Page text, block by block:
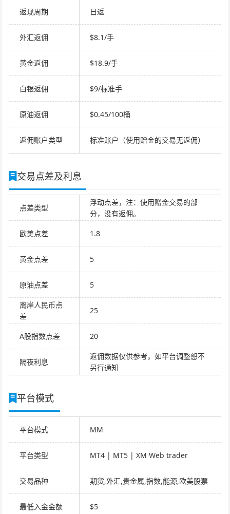
返现周期 日返
外汇返佣 $8.1/手
黄金返佣 $18.9/手
白银返佣 $9/标准手
原油返佣 $0.45/100桶
返佣账户类型 标准账户（使用赠金的交易无返佣）
交易点差及利息
点差类型
浮动点差，注：使用赠金交易的部
分，没有返佣。
欧美点差 1.8
黄金点差 5
原油点差 5
离岸人民币点
差
25
A股指数点差 20
隔夜利息
返佣数据仅供参考，如平台调整恕不
另行通知
平台模式
平台模式 MM
平台类型 MT4 | MT5 | XM Web trader
交易品种 期货,外汇,贵金属,指数,能源,欧美股票
最低入金金额 $5